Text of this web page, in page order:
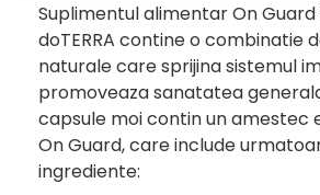
Suplimentul alimentar On
doTERRA contine o combinatie
naturale care sprijina sistemul
promoveaza sanatatea
capsule moi contin un amestec
On Guard, care include
ingrediente: